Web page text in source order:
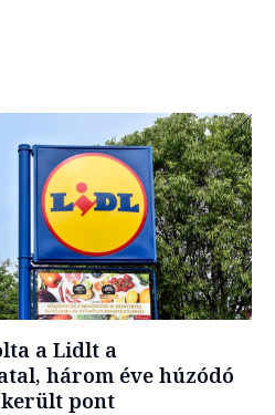
a Lidlt a
három éve húzódó
pont